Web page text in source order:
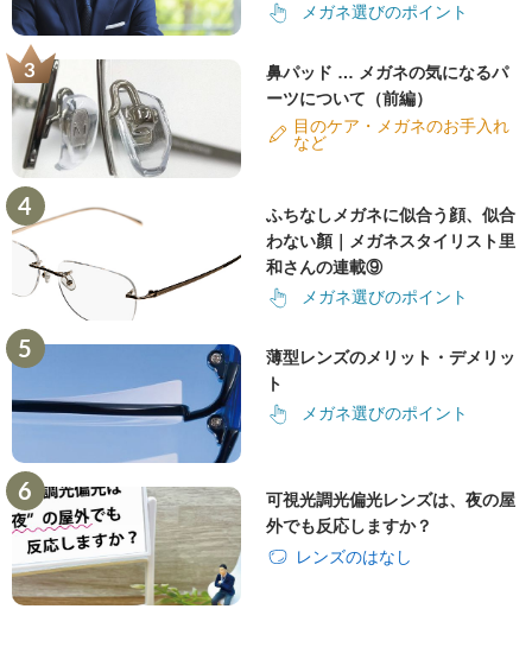
メガネ選びのポイント
鼻パッド … メガネの気になるパ
ーツについて（前編）
目のケア・メガネのお手入れ
など
ふちなしメガネに似合う顔、似合
わない顏｜メガネスタイリスト里
和さんの連載⑨
メガネ選びのポイント
薄型レンズのメリット・デメリッ
ト
メガネ選びのポイント
可視光調光偏光レンズは、夜の屋
外でも反応しますか？
レンズのはなし